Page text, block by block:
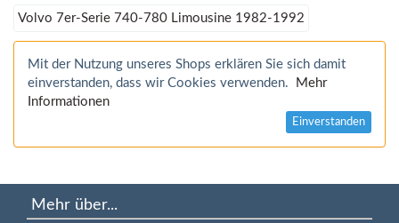
Volvo 7er-Serie 740-780 Limousine 1982-1992
Mit der Nutzung unseres Shops erklären Sie sich damit
einverstanden, dass wir Cookies verwenden.
Mehr
Informationen
Einverstanden
Mehr über...